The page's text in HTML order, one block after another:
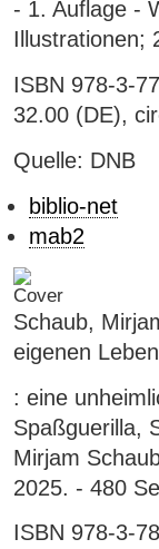
- 1. Auflage -
Illustrationen;
ISBN 978-3-
32.00 (DE),
Quelle: DNB
biblio-net
mab2
Schaub,
eigenen
: eine
Spaßguerilla,
Mirjam
2025. - 480
ISBN 978-3-